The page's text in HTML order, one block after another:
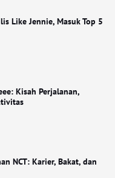
Like Jennie, Masuk Top 5
Kisah Perjalanan,
NCT: Karier, Bakat, dan